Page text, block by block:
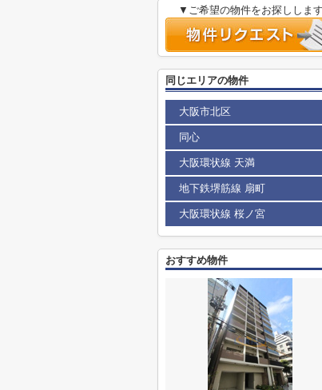
▼ご希望の物件をお探しします
同じエリアの物件
大阪市北区
同心
大阪環状線 天満
地下鉄堺筋線 扇町
大阪環状線 桜ノ宮
おすすめ物件